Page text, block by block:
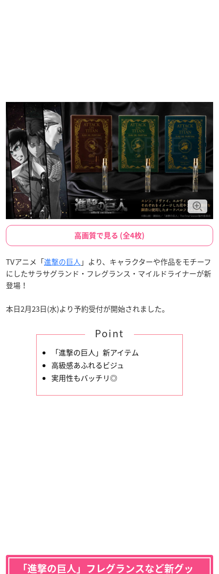
高画質で見る (全4枚)
TVアニメ「進撃の巨人 」より、キャラクターや作品をモチーフ
にしたサラサグランド・フレグランス・マイルドライナーが新
登場！
本日2月23日(水)より予約受付が開始されました。
Point
「進撃の巨人」新アイテム
高級感あふれるビジュ
実用性もバッチリ◎
「進撃の巨人」フレグランスなど新グッ